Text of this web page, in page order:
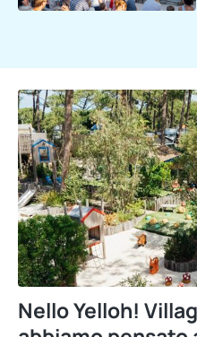
Nello Yelloh!